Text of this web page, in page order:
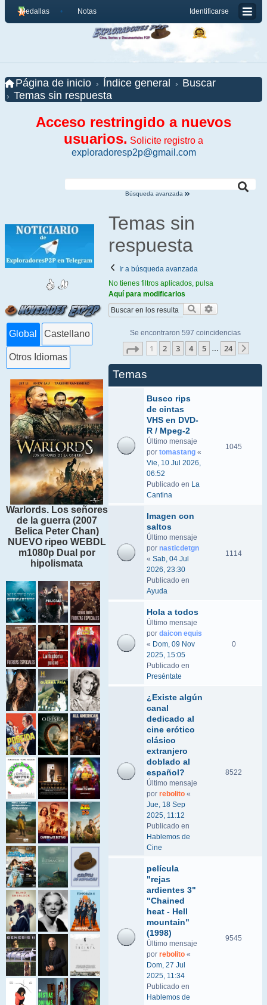
Identificarse
Medallas Notas
Página de inicio Índice general
Buscar
Temas sin respuesta
Acceso restringido a nuevos
usuarios. Solicite registro a
exploradoresp2p@gmail.com
Búsqueda avanzada
Global Castellano
Otros Idiomas
Warlords. Los señores
de la guerra (2007
Belica Peter Chan)
NUEVO ripeo WEBDL
m1080p Dual por
hipolismata
Temas sin
respuesta
Ir a búsqueda avanzada
No tienes filtros aplicados, pulsa
Aquí para modificarlos
Buscar
Se encontraron 597 coincidencias
Página de 24
1 2 3 4 5 … 24
Temas
Busco rips
de cintas
VHS en DVD-
R / Mpeg-2
Último mensaje
por tomastang «
Vie, 10 Jul 2026,
06:52
Publicado en La
Cantina
1045
Imagen con
saltos
Último mensaje
por nasticdetgn
« Sab, 04 Jul
2026, 23:30
Publicado en
Ayuda
1114
Hola a todos
Último mensaje
por daicon equis
« Dom, 09 Nov
2025, 15:05
Publicado en
Preséntate
0
¿Existe algún
canal
dedicado al
cine erótico
clásico
extranjero
doblado al
español?
Último mensaje
por rebolito «
Jue, 18 Sep
2025, 11:12
Publicado en
Hablemos de
Cine
8522
película
"rejas
ardientes 3"
"Chained
heat - Hell
mountain"
(1998)
Último mensaje
por rebolito «
Dom, 27 Jul
2025, 11:34
Publicado en
Hablemos de
9545